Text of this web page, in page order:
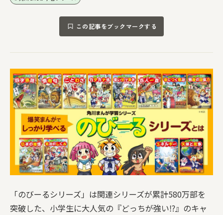
この記事をブックマークする
「のびーるシリーズ」は関連シリーズが累計580万部を
突破した、小学生に大人気の『どっちが強い⁉』のキャ